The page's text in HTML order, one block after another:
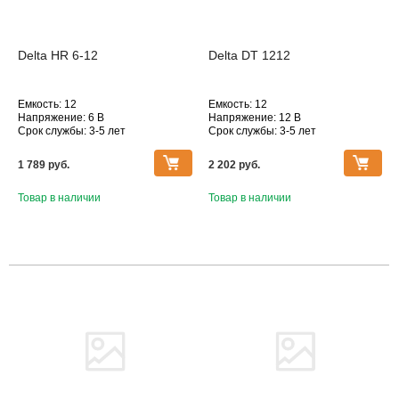
Delta HR 6-12
Емкость: 12
Напряжение: 6 В
Срок службы: 3-5 лет
1 789 pуб.
Товар в наличии
Delta DT 1212
Емкость: 12
Напряжение: 12 В
Срок службы: 3-5 лет
2 202 pуб.
Товар в наличии